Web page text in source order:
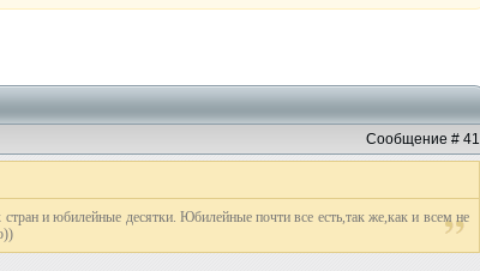
Сообщение # 41
и юбилейные десятки. Юбилейные почти все есть,так же,как и всем не